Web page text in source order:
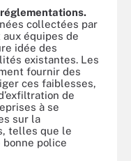
réglementations.
collectées par
aux équipes de
idée des
existantes. Les
fournir des
ces faiblesses,
de
à se
sur la
telles que le
bonne police